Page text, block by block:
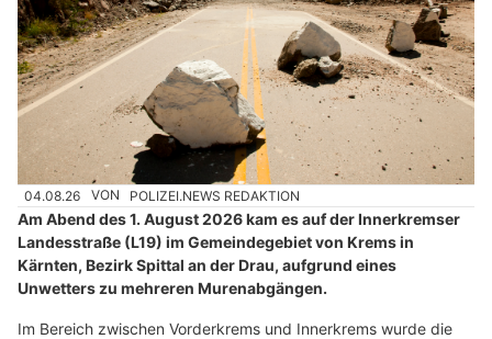
04.08.26 VON POLIZEI.NEWS REDAKTION
Am Abend des 1. August 2026 kam es auf der Innerkremser
Landesstraße (L19) im Gemeindegebiet von Krems in
Kärnten, Bezirk Spittal an der Drau, aufgrund eines
Unwetters zu mehreren Murenabgängen.
Im Bereich zwischen Vorderkrems und Innerkrems wurde die